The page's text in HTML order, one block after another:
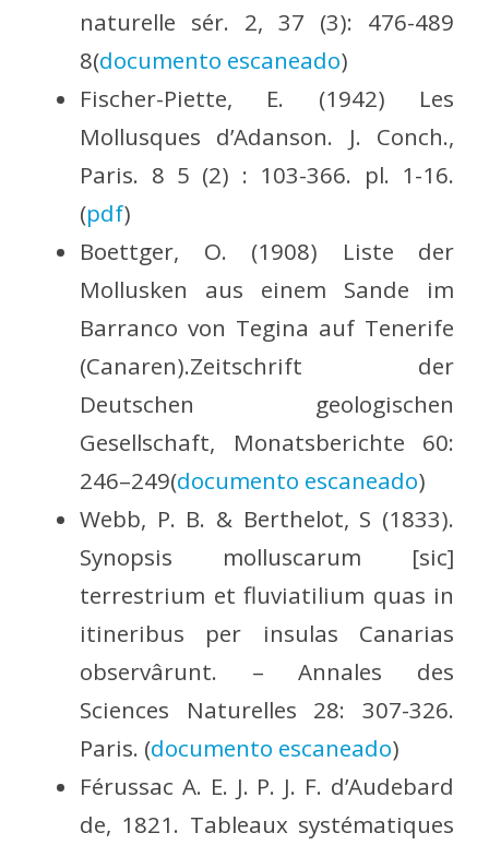
naturelle sér. 2, 37 (3): 476-489
8(documento escaneado)
Fischer-Piette, E. (1942) Les
Mollusques d’Adanson. J. Conch.,
Paris. 8 5 (2) : 103-366. pl. 1-16.
(pdf)
Boettger, O. (1908) Liste der
Mollusken aus einem Sande im
Barranco von Tegina auf Tenerife
(Canaren).Zeitschrift der
Deutschen geologischen
Gesellschaft, Monatsberichte 60:
246–249(documento escaneado)
Webb, P. B. & Berthelot, S (1833).
Synopsis molluscarum [sic]
terrestrium et fluviatilium quas in
itineribus per insulas Canarias
observârunt. – Annales des
Sciences Naturelles 28: 307-326.
Paris. (documento escaneado)
Férussac A. E. J. P. J. F. d’Audebard
de, 1821. Tableaux systématiques